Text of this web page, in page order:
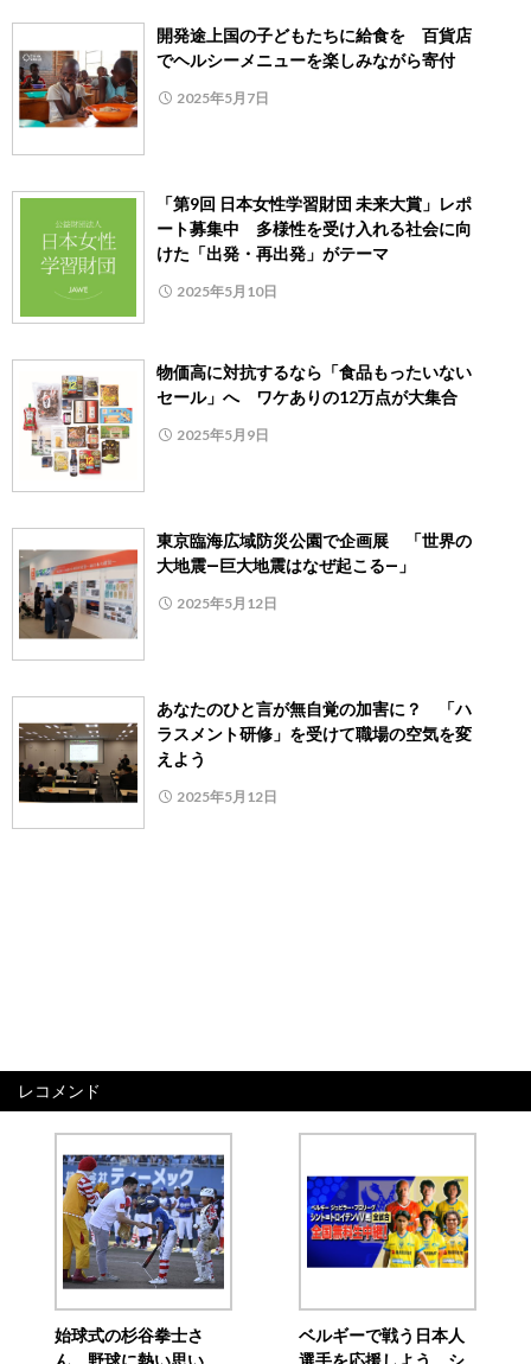
開発途上国の⼦どもたちに給⾷を 百貨店
でヘルシーメニューを楽しみながら寄付
2025年5月7日
「第9回 日本女性学習財団 未来大賞」レポ
ート募集中 多様性を受け入れる社会に向
けた「出発・再出発」がテーマ
2025年5月10日
物価高に対抗するなら「食品もったいない
セール」へ ワケありの12万点が大集合
2025年5月9日
東京臨海広域防災公園で企画展 「世界の
大地震―巨大地震はなぜ起こる―」
2025年5月12日
あなたのひと言が無自覚の加害に？ 「ハ
ラスメント研修」を受けて職場の空気を変
えよう
2025年5月12日
レコメンド
始球式の杉谷拳士さ
ん、野球に熱い思い
ベルギーで戦う日本人
選手を応援しよう シ